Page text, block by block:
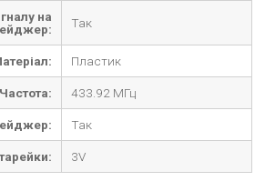
на
Так
Пластик
Частота: 433.92 МГц
Так
3V